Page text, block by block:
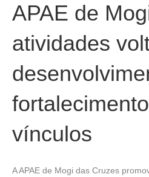
APAE de
atividades
vínculos
A APAE de Mogi das Cruzes